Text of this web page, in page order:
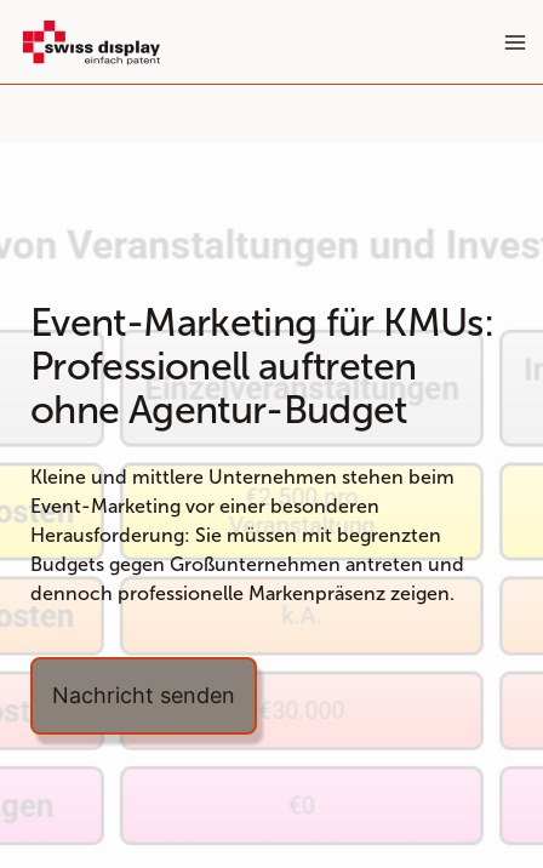
Inhalt
springen
Event-Marketing für KMUs:
Professionell auftreten
ohne Agentur-Budget
Kleine und mittlere Unternehmen stehen beim
Event-Marketing vor einer besonderen
Herausforderung: Sie müssen mit begrenzten
Budgets gegen Großunternehmen antreten und
dennoch professionelle Markenpräsenz zeigen.
Nachricht senden